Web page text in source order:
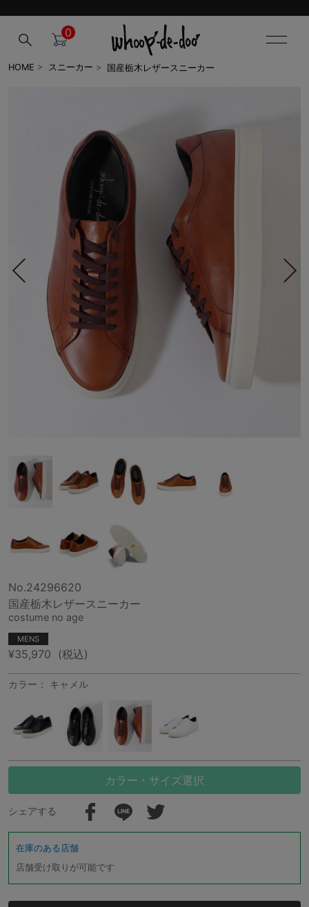
0
HOME > スニーカー > 国産栃木レザースニーカー
No.24296620
国産栃木レザースニーカー
costume no age
MENS
¥35,970 (税込)
カラー： キャメル
カラー・サイズ選択
シェアする
在庫のある店舗
店舗受け取りが可能です